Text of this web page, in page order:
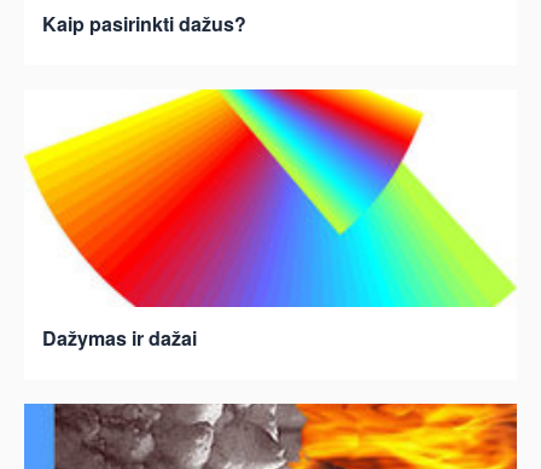
Kaip pasirinkti dažus?
Dažymas ir dažai